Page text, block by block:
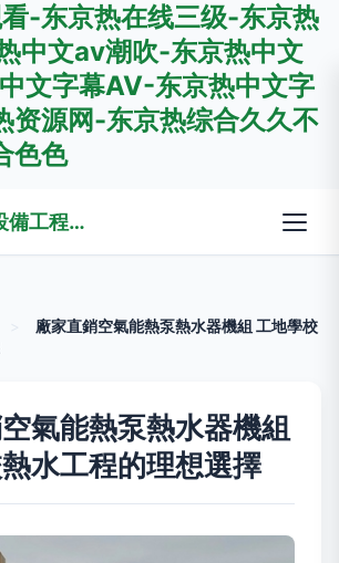
-东京热在线三级-东京热
中文av潮吹-东京热中文
文字幕AV-东京热中文字
资源网-东京热综合久久不
色色
九江一丁機電設備工程有限公司
廠家直銷空氣能熱泵熱水器機組 工地學校
氣能熱泵熱水器機組
水工程的理想選擇